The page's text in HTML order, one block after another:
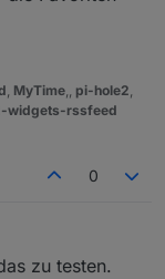
MyTime pi-hole2
widgets-rssfeed
0
zu testen.